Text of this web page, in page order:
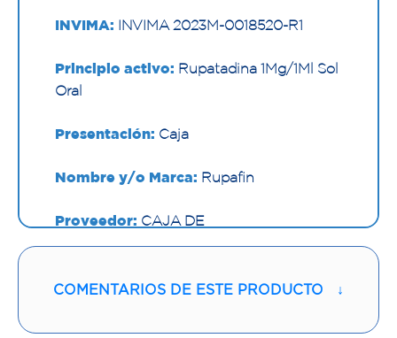
INVIMA: INVIMA 2023M-0018520-R1
Principio activo: Rupatadina 1Mg/1Ml Sol
Oral
Presentación: Caja
Nombre y/o Marca: Rupafin
Proveedor: CAJA DE
COMPENS.FAMILIAR DE
Vía de administración:ORAL
Contenido:120 Ml
COMENTARIOS DE ESTE PRODUCTO ↓